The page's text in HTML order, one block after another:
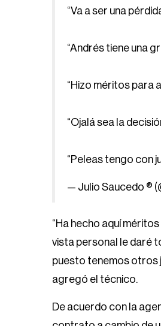
“Va a ser una
“Andrés tiene una
“Hizo méritos para
“Ojalá sea la
“Peleas tengo con
— Julio Saucedo ®️
“Ha hecho aquí
vista personal le daré
puesto tenemos otros
agregó el técnico.
De acuerdo con la